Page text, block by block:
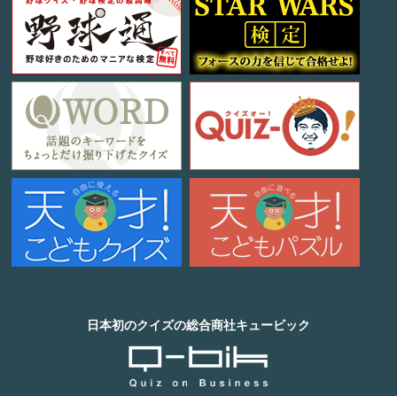
日本初のクイズの総合商社キュービック